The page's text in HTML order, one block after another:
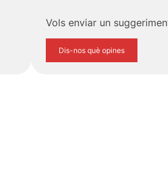
Vols enviar un
Dis-nos què opines